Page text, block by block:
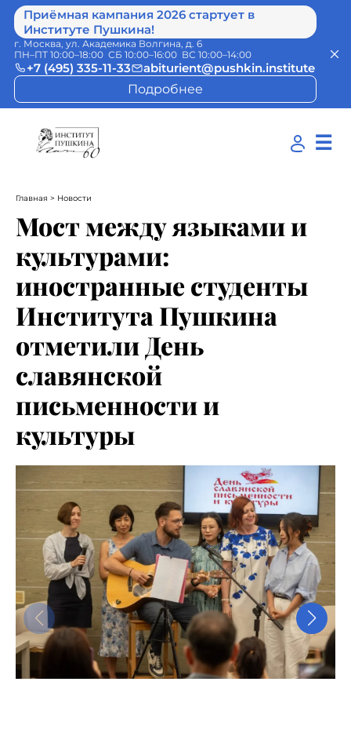
Приёмная кампания 2026 стартует в
Институте Пушкина!
г. Москва, ул. Академика Волгина, д. 6
ПН–ПТ 10:00–18:00 СБ 10:00–16:00 ВС 10:00–14:00
+7 (495) 335-11-33
abiturient@pushkin.institute
Подробнее
☰
Главная > Новости
Мост между языками и
культурами:
иностранные студенты
Института Пушкина
отметили День
славянской
письменности и
культуры